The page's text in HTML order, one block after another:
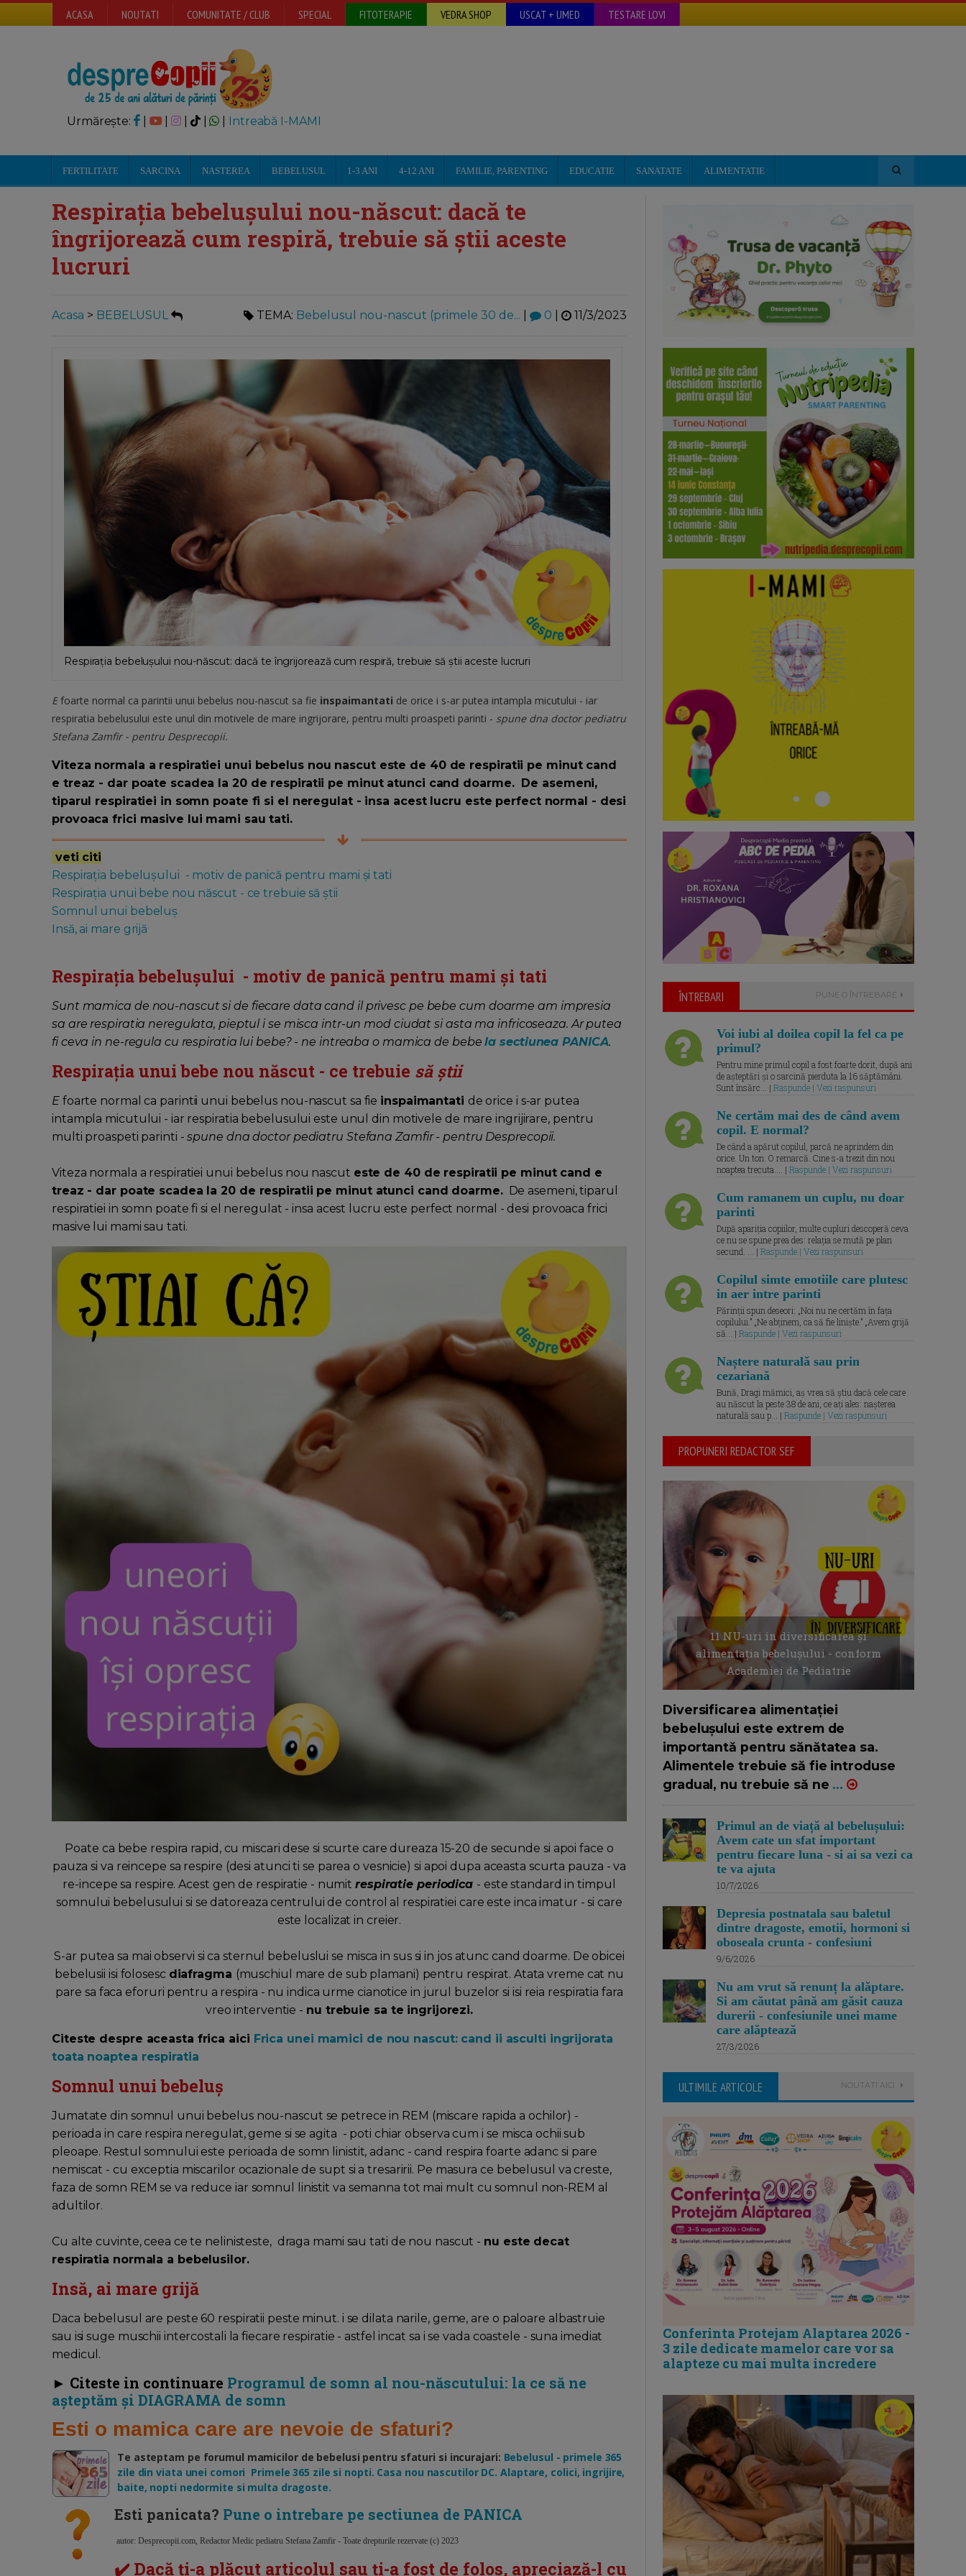
ACASA NOUTATI COMUNITATE / CLUB SPECIAL FITOTERAPIE VEDRA SHOP USCAT + UMED TESTARE LOVI
Urmărește: | | Intreabă I-MAMI
FERTILITATE SARCINA NASTEREA BEBELUSUL 1-3 ANI 4-12 ANI FAMILIE, PARENTING EDUCATIE SANATATE ALIMENTATIE
Respirația bebelușului nou-născut: dacă te
îngrijorează cum respiră, trebuie să știi aceste
lucruri
Acasa > BEBELUSUL TEMA: Bebelusul nou-nascut (primele 30 de... 0 11/3/2023
Respirația bebelușului nou-născut: dacă te îngrijorează cum respiră, trebuie să știi aceste lucruri
E foarte normal ca parintii unui bebelus nou-nascut sa fie inspaimantati de orice i s-ar putea intampla micutului - iar
respiratia bebelusului este unul din motivele de mare ingrijorare, pentru multi proaspeti parinti - spune dna doctor pediatru
Stefana Zamfir - pentru Desprecopii.
Viteza normala a respiratiei unui bebelus nou nascut este de 40 de respiratii pe minut cand
e treaz - dar poate scadea la 20 de respiratii pe minut atunci cand doarme. De asemeni,
tiparul respiratiei in somn poate fi si el neregulat - insa acest lucru este perfect normal - desi
provoaca frici masive lui mami sau tati.
veti citi
Respirația bebelușului - motiv de panică pentru mami și tati
Respirația unui bebe nou născut - ce trebuie să știi
Somnul unui bebeluș
Insă, ai mare grijă
Respirația bebelușului - motiv de panică pentru mami și tati
Sunt mamica de nou-nascut si de fiecare data cand il privesc pe bebe cum doarme am impresia
sa are respiratia neregulata, pieptul i se misca intr-un mod ciudat si asta ma infricoseaza. Ar putea
fi ceva in ne-regula cu respiratia lui bebe? - ne intreaba o mamica de bebela sectiunea PANICA.
Respirația unui bebe nou născut - ce trebuie să știi
Efoarte normal ca parintii unui bebelus nou-nascut sa fie inspaimantati de orice i s-ar putea
intampla micutului - iar respiratia bebelusului este unul din motivele de mare ingrijirare, pentru
multi proaspeti parinti -spune dna doctor pediatru Stefana Zamfir - pentru Desprecopii.
Viteza normala a respiratiei unui bebelus nou nascut este de 40 de respiratii pe minut cand e
treaz - dar poate scadea la 20 de respiratii pe minut atunci cand doarme.De asemeni, tiparul
respiratiei in somn poate fi si el neregulat - insa acest lucru este perfect normal - desi provoaca frici
masive lui mami sau tati.
Poate ca bebe respira rapid, cu miscari dese si scurte care dureaza 15-20 de secunde si apoi face o
pauza si va reincepe sa respire (desi atunci ti se parea o vesnicie) si apoi dupa aceasta scurta pauza - va
re-incepe sa respire. Acest gen de respiratie - numitrespiratie periodica - este standard in timpul
somnului bebelusului si se datoreaza centrului de control al respiratiei care este inca imatur - si care
este localizat in creier.
S-ar putea sa mai observi si ca sternul bebeluslui se misca in sus si in jos atunc cand doarme. De obicei
bebelusii isi folosesc diafragma (muschiul mare de sub plamani) pentru respirat. Atata vreme cat nu
pare sa faca eforuri pentru a respira - nu indica urme cianotice in jurul buzelor si isi reia respiratia fara
vreo interventie - nu trebuie sa te ingrijorezi.
Citeste despre aceasta frica aici Frica unei mamici de nou nascut: cand ii asculti ingrijorata
toata noaptea respiratia
Somnul unui bebeluș
Jumatate din somnul unui bebelus nou-nascut se petrece in REM (miscare rapida a ochilor) -
perioada in care respira neregulat, geme si se agita - poti chiar observa cum i se misca ochii sub
pleoape. Restul somnului este perioada de somn linistit, adanc - cand respira foarte adanc si pare
nemiscat - cu exceptia miscarilor ocazionale de supt si a tresaririi. Pe masura ce bebelusul va creste,
faza de somn REM se va reduce iar somnul linistit va semanna tot mai mult cu somnul non-REM al
adultilor.
Cu alte cuvinte, ceea ce te nelinisteste, draga mami sau tati de nou nascut - nu este decat
respiratia normala a bebelusilor.
Insă, ai mare grijă
Daca bebelusul are peste 60 respiratii peste minut. i se dilata narile, geme, are o paloare albastruie
sau isi suge muschii intercostali la fiecare respiratie - astfel incat sa i se vada coastele - suna imediat
medicul.
► Citeste in continuare Programul de somn al nou-născutului: la ce să ne
așteptăm și DIAGRAMA de somn
Esti o mamica care are nevoie de sfaturi?
Te asteptam pe forumul mamicilor de bebelusi pentru sfaturi si incurajari: Bebelusul - primele 365
zile din viata unei comori Primele 365 zile si nopti. Casa nou nascutilor DC. Alaptare, colici, ingrijire,
baite, nopti nedormite si multa dragoste.
Esti panicata? Pune o intrebare pe sectiunea de PANICA
autor: Desprecopii.com, Redactor Medic pediatru Stefana Zamfir - Toate drepturile rezervate (c) 2023
✔️ Dacă ți-a plăcut articolul sau ți-a fost de folos, apreciază-l cu
ÎNTREBARI PUNE O ÎNTREBARE
Voi iubi al doilea copil la fel ca pe
primul?
Pentru mine primul copil a fost foarte dorit, după ani
de așteptări și o sarcină pierduta la 16 săptămâni.
Sunt însărc... | Raspunde | Vezi raspunsuri
Ne certăm mai des de când avem
copil. E normal?
De când a apărut copilul, parcă ne aprindem din
orice. Un ton. O remarcă. Cine s-a trezit din nou
noaptea trecuta.... | Raspunde | Vezi raspunsuri
Cum ramanem un cuplu, nu doar
parinti
După apariția copiilor, multe cupluri descoperă ceva
ce nu se spune prea des: relația se mută pe plan
secund. ... | Raspunde | Vezi raspunsuri
Copilul simte emotiile care plutesc
in aer intre parinti
Părinții spun deseori: „Noi nu ne certăm în fața
copilului.” „Ne abținem, ca să fie liniște.” „Avem grijă
să... | Raspunde | Vezi raspunsuri
Naștere naturală sau prin
cezariană
Bună, Dragi mămici, aș vrea să știu dacă cele care
au născut la peste 38 de ani, ce ați ales: nașterea
naturală sau p... | Raspunde | Vezi raspunsuri
PROPUNERI REDACTOR SEF
11 NU-uri in diversificarea și
alimentația bebelușului - conform
Academiei de Pediatrie
Diversificarea alimentației
bebelușului este extrem de
importantă pentru sănătatea sa.
Alimentele trebuie să fie introduse
gradual, nu trebuie să ne ...
Primul an de viață al bebelușului:
Avem cate un sfat important
pentru fiecare luna - si ai sa vezi ca
te va ajuta
10/7/2026
Depresia postnatala sau baletul
dintre dragoste, emotii, hormoni si
oboseala crunta - confesiuni
9/6/2026
Nu am vrut să renunț la alăptare.
Si am căutat până am găsit cauza
durerii - confesiunile unei mame
care alăptează
27/3/2026
ULTIMILE ARTICOLE NOUTATI AICI
Conferinta Protejam Alaptarea 2026 -
3 zile dedicate mamelor care vor sa
alapteze cu mai multa incredere